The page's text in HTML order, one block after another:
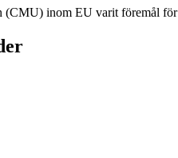
(CMU) inom EU varit föremål